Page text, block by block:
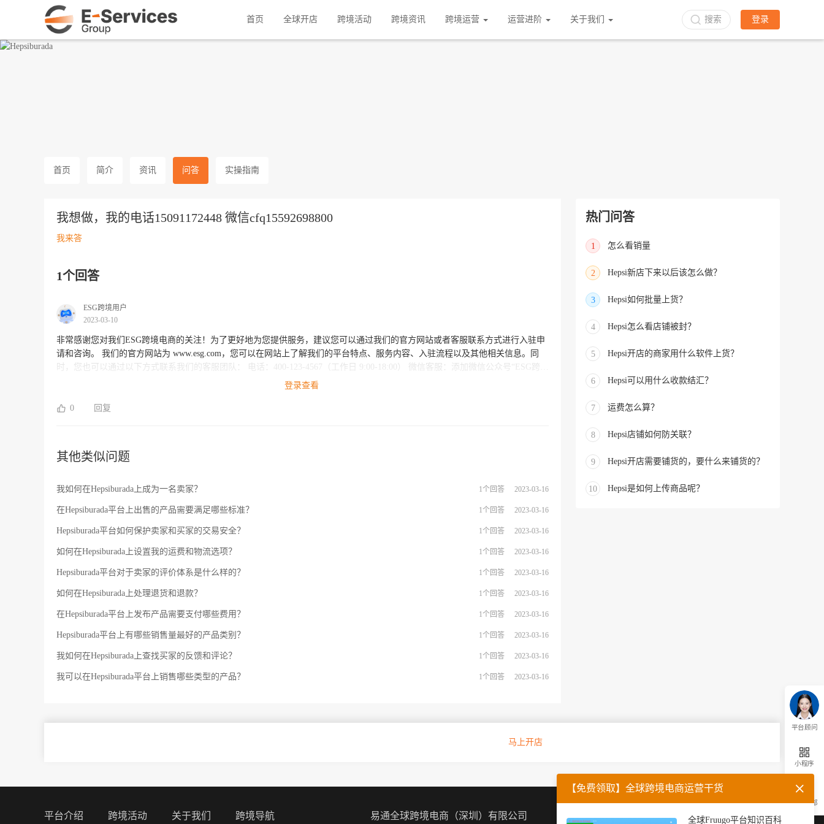
首页 全球开店 跨境活动 跨境资讯 跨境运营 运营进阶 关于我们 搜索 登录
土耳其国民级电商门户
首页 简介 资讯 问答 实操指南
我想做，我的电话15091172448 微信cfq15592698800
我来答
1个回答
ESG跨境用户
2023-03-10
非常感谢您对我们ESG跨境电商的关注！为了更好地为您提供服务，建议您可以通过我们的官方网站或者客服联系方式进行入驻申
请和咨询。 我们的官方网站为 www.esg.com，您可以在网站上了解我们的平台特点、服务内容、入驻流程以及其他相关信息。同
时，您也可以通过以下方式联系我们的客服团队： 电话：400-123-4567（工作日 9:00-18:00） 微信客服：添加微信公众号“ESG跨境
登录查看
0 回复
其他类似问题
我如何在Hepsiburada上成为一名卖家？ 1个回答 2023-03-16
在Hepsiburada平台上出售的产品需要满足哪些标准？ 1个回答 2023-03-16
Hepsiburada平台如何保护卖家和买家的交易安全？ 1个回答 2023-03-16
如何在Hepsiburada上设置我的运费和物流选项？ 1个回答 2023-03-16
Hepsiburada平台对于卖家的评价体系是什么样的？ 1个回答 2023-03-16
如何在Hepsiburada上处理退货和退款？ 1个回答 2023-03-16
在Hepsiburada平台上发布产品需要支付哪些费用？ 1个回答 2023-03-16
Hepsiburada平台上有哪些销售量最好的产品类别？ 1个回答 2023-03-16
我如何在Hepsiburada上查找买家的反馈和评论？ 1个回答 2023-03-16
我可以在Hepsiburada平台上销售哪些类型的产品？ 1个回答 2023-03-16
热门问答
1 怎么看销量
2 Hepsi新店下来以后该怎么做？
3 Hepsi如何批量上货？
4 Hepsi怎么看店铺被封？
5 Hepsi开店的商家用什么软件上货？
6 Hepsi可以用什么收款结汇？
7 运费怎么算？
8 Hepsi店铺如何防关联？
9 Hepsi开店需要铺货的，要什么来铺货的？
10 Hepsi是如何上传商品呢？
马上开店
平台顾问
小程序
返回顶部
平台介绍 跨境活动 关于我们 跨境导航 易通全球跨境电商（深圳）有限公司 企业微信 官方公众号
【免费领取】全球跨境电商运营干货
全球Fruugo平台知识百科